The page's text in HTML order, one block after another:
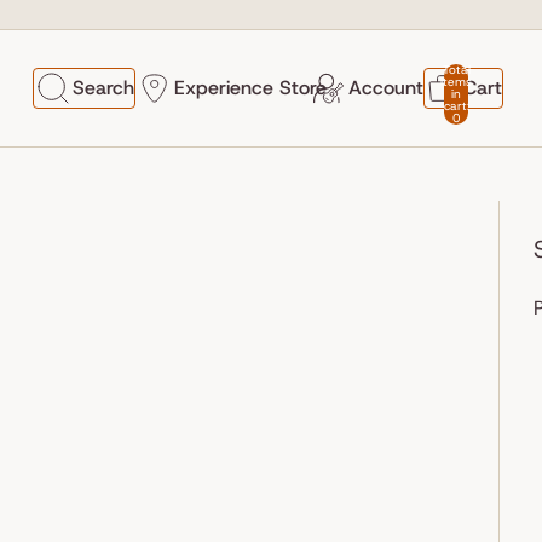
Search Experience Store Account
Total
items
in
cart:
0
Cart